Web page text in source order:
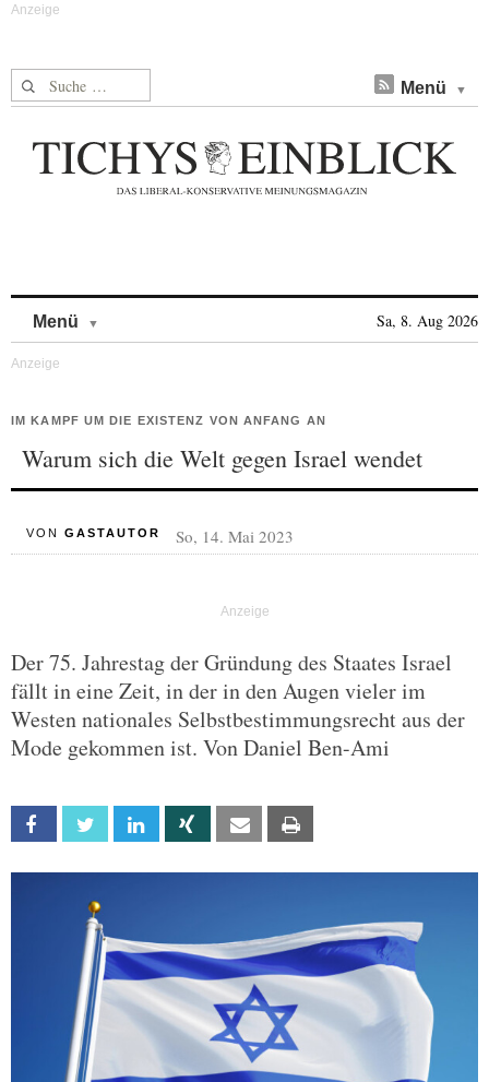
Suche nach: Menü
Menü Sa, 8. Aug 2026
IM KAMPF UM DIE EXISTENZ VON ANFANG AN
Warum sich die Welt gegen Israel wendet
VON GASTAUTOR So, 14. Mai 2023
Der 75. Jahrestag der Gründung des Staates Israel
fällt in eine Zeit, in der in den Augen vieler im
Westen nationales Selbstbestimmungsrecht aus der
Mode gekommen ist. Von Daniel Ben-Ami
Facebook Twitter Linkedin Xing Email